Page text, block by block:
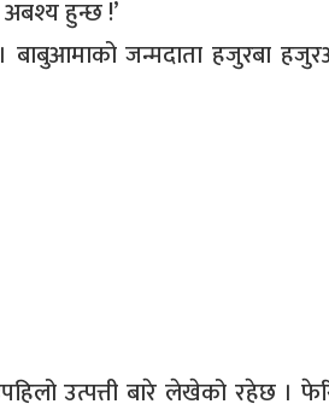
हुन्छ !’
बाबुआमाको जन्मदाता हजुरबा
उत्पत्ती बारे लेखेको रहेछ